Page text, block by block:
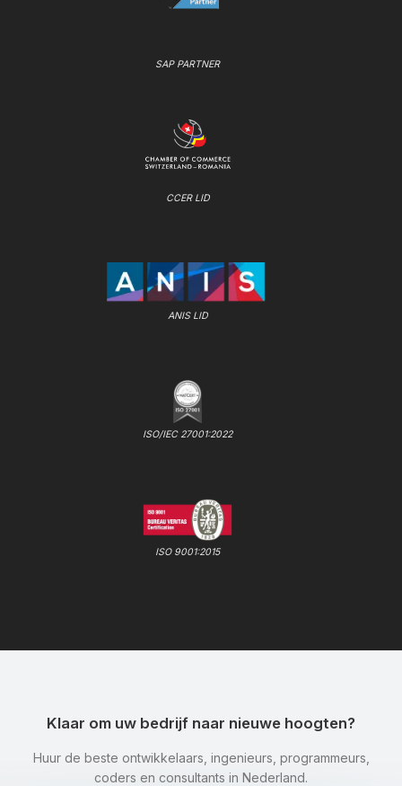
SAP PARTNER
CCER LID
ANIS LID
ISO/IEC 27001:2022
ISO 9001:2015
Klaar om uw bedrijf naar nieuwe hoogten?
Huur de beste ontwikkelaars, ingenieurs, programmeurs,
coders en consultants in Nederland.